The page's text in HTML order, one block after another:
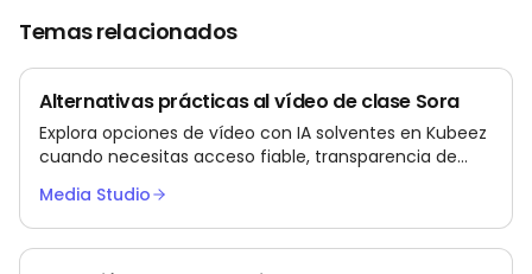
Temas relacionados
Alternativas prácticas al vídeo de clase Sora
Explora opciones de vídeo con IA solventes en Kubeez
cuando necesitas acceso fiable, transparencia de
Media Studio